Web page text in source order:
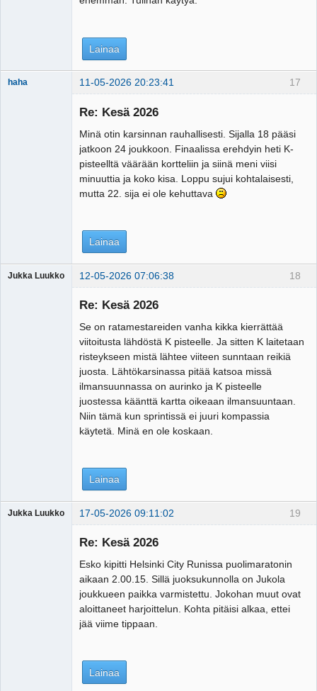
Lainaa
17
haha 11-05-2026 20:23:41
Re: Kesä 2026
Minä otin karsinnan rauhallisesti. Sijalla 18 pääsi
jatkoon 24 joukkoon. Finaalissa erehdyin heti K-
pisteelltä väärään kortteliin ja siinä meni viisi
minuuttia ja koko kisa. Loppu sujui kohtalaisesti,
mutta 22. sija ei ole kehuttava
Lainaa
18
Jukka Luukko 12-05-2026 07:06:38
Re: Kesä 2026
Se on ratamestareiden vanha kikka kierrättää
viitoitusta lähdöstä K pisteelle. Ja sitten K laitetaan
risteykseen mistä lähtee viiteen sunntaan reikiä
juosta. Lähtökarsinassa pitää katsoa missä
ilmansuunnassa on aurinko ja K pisteelle
juostessa käänttä kartta oikeaan ilmansuuntaan.
Niin tämä kun sprintissä ei juuri kompassia
käytetä. Minä en ole koskaan.
Lainaa
19
Jukka Luukko 17-05-2026 09:11:02
Re: Kesä 2026
Esko kipitti Helsinki City Runissa puolimaratonin
aikaan 2.00.15. Sillä juoksukunnolla on Jukola
joukkueen paikka varmistettu. Jokohan muut ovat
aloittaneet harjoittelun. Kohta pitäisi alkaa, ettei
jää viime tippaan.
Lainaa